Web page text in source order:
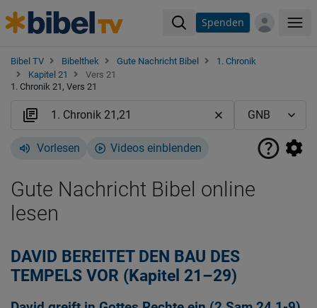
Spenden
Bibel TV Bibelthek Gute Nachricht Bibel
1. Chronik
Kapitel 21
Vers 21
1. Chronik 21, Vers 21
Vorlesen Videos einblenden
Gute Nachricht Bibel online
lesen
DAVID BEREITET DEN BAU DES
TEMPELS VOR (Kapitel 21–29)